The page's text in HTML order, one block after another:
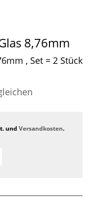
8,76mm
, Set = 2 Stück
und Versandkosten.